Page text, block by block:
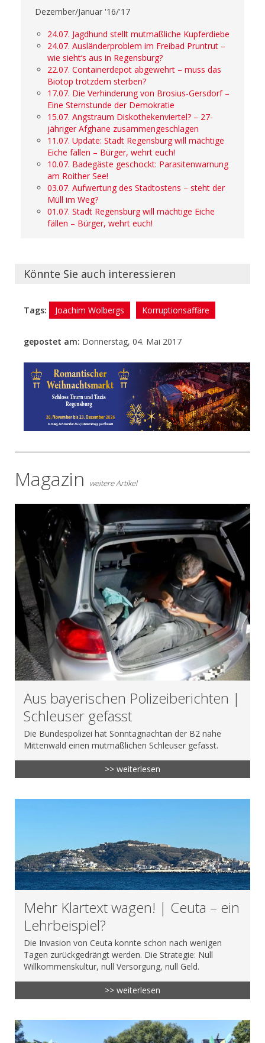
Dezember/Januar '16/'17
24.07. Jagdhund stellt mutmaßliche Kupferdiebe
24.07. Ausländerproblem im Freibad Pruntrut –
wie sieht‘s aus in Regensburg?
22.07. Containerdepot abgewehrt – muss das
Biotop trotzdem sterben?
17.07. Die Verhinderung von Brosius-Gersdorf –
Eine Sternstunde der Demokratie
15.07. Angstraum Diskothekenviertel? – 27-
jähriger Afghane zusammengeschlagen
11.07. Update: Stadt Regensburg will mächtige
Eiche fällen – Bürger, wehrt euch!
10.07. Badegäste geschockt: Parasitenwarnung
am Roither See!
03.07. Aufwertung des Stadtostens – steht der
Müll im Weg?
01.07. Stadt Regensburg will mächtige Eiche
fällen – Bürger, wehrt euch!
Könnte Sie auch interessieren
Tags:
Joachim Wolbergs Korruptionsaffäre
gepostet am: Donnerstag, 04. Mai 2017
- Anzeige -
Magazin weitere Artikel
Aus bayerischen Polizeiberichten |
Schleuser gefasst
Die Bundespolizei hat Sonntagnachtan der B2 nahe
Mittenwald einen mutmaßlichen Schleuser gefasst.
>> weiterlesen
Mehr Klartext wagen! | Ceuta – ein
Lehrbeispiel?
Die Invasion von Ceuta konnte schon nach wenigen
Tagen zurückgedrängt werden. Die Strategie: Null
Willkommenskultur, null Versorgung, null Geld.
>> weiterlesen